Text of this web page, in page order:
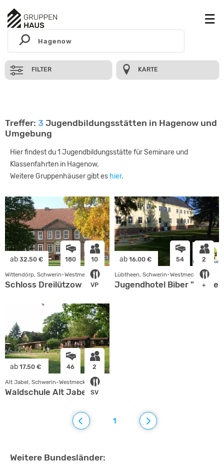
FILTER KARTE
Treffer: 3 Jugendbildungsstätten in Hagenow und
Umgebung
Hier findest du 1 Jugendbildungsstätte für Seminare und
Klassenfahrten in Hagenow.
Weitere Gruppenhäuser gibt es hier.
ab 32.50 € 180 10
VP
Wittendörp, Schwerin-Westmecklenb.
Schloss Dreilützow
ab 16.00 € 54 2
+
Lübtheen, Schwerin-Westmecklenb.
Jugendhotel Biber "Jesse"
ab 17.50 € 46 2
SV
Alt Jabel, Schwerin-Westmecklenb.
Waldschule Alt Jabel
1
Weitere Bundesländer: